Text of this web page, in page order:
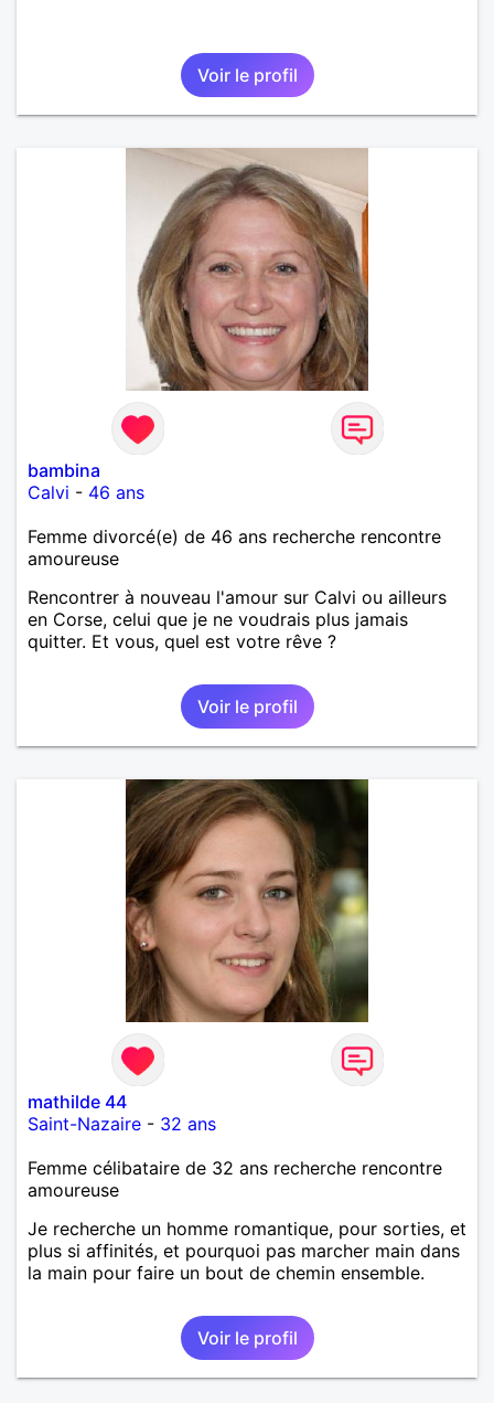
Voir le profil
bambina
Calvi - 46 ans
Femme divorcé(e) de 46 ans recherche rencontre
amoureuse
Rencontrer à nouveau l'amour sur Calvi ou ailleurs
en Corse, celui que je ne voudrais plus jamais
quitter. Et vous, quel est votre rêve ?
Voir le profil
mathilde 44
Saint-Nazaire - 32 ans
Femme célibataire de 32 ans recherche rencontre
amoureuse
Je recherche un homme romantique, pour sorties, et
plus si affinités, et pourquoi pas marcher main dans
la main pour faire un bout de chemin ensemble.
Voir le profil